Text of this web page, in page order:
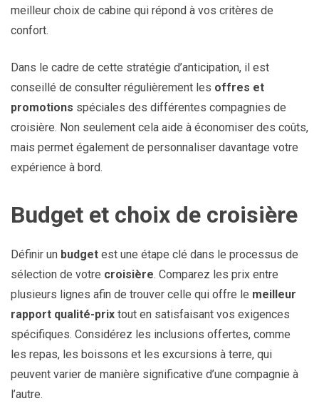
meilleur choix de cabine qui répond à vos critères de
confort.
Dans le cadre de cette stratégie d’anticipation, il est
conseillé de consulter régulièrement les offres et
promotions spéciales des différentes compagnies de
croisière. Non seulement cela aide à économiser des coûts,
mais permet également de personnaliser davantage votre
expérience à bord.
Budget et choix de croisière
Définir un budget est une étape clé dans le processus de
sélection de votre croisière. Comparez les prix entre
plusieurs lignes afin de trouver celle qui offre le meilleur
rapport qualité-prix tout en satisfaisant vos exigences
spécifiques. Considérez les inclusions offertes, comme
les repas, les boissons et les excursions à terre, qui
peuvent varier de manière significative d’une compagnie à
l’autre.